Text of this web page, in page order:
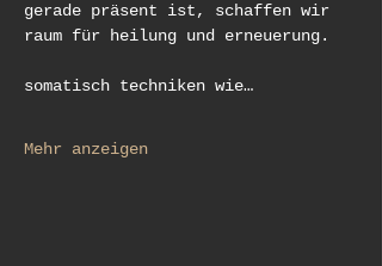
gerade präsent ist, schaffen wir
raum für heilung und erneuerung.
somatisch techniken wie…
Mehr anzeigen